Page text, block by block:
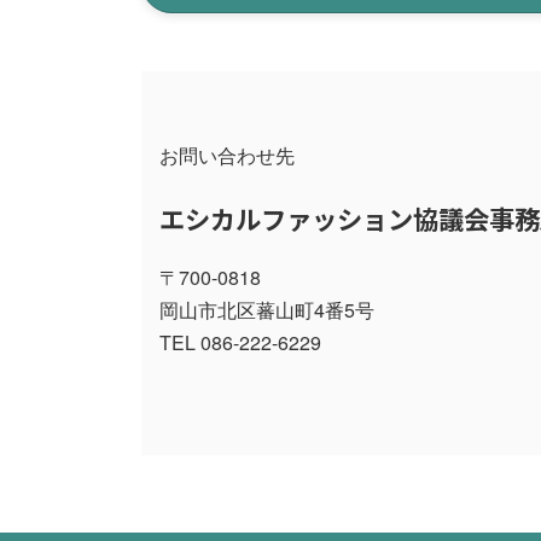
お問い合わせ先
エシカルファッション協議会事
〒700-0818
岡山市北区蕃山町4番5号
TEL 086-222-6229